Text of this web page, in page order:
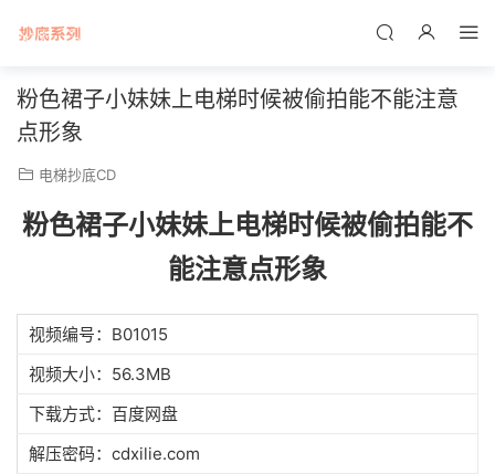
粉色裙子小妹妹上电梯时候被偷拍能不能注意
点形象
电梯抄底CD
粉色裙子小妹妹上电梯时候被偷拍能不
能注意点形象
视频编号：B01015
视频大小：56.3MB
下载方式：百度网盘
解压密码：cdxilie.com